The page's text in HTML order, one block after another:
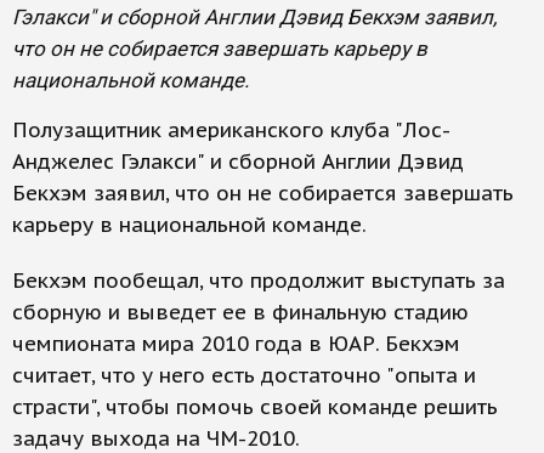
Гэлакси" и сборной Англии Дэвид Бекхэм заявил,
что он не собирается завершать карьеру в
национальной команде.
Полузащитник американского клуба "Лос-
Анджелес Гэлакси" и сборной Англии Дэвид
Бекхэм заявил, что он не собирается завершать
карьеру в национальной команде.
Бекхэм пообещал, что продолжит выступать за
сборную и выведет ее в финальную стадию
чемпионата мира 2010 года в ЮАР. Бекхэм
считает, что у него есть достаточно "опыта и
страсти", чтобы помочь своей команде решить
задачу выхода на ЧМ-2010.